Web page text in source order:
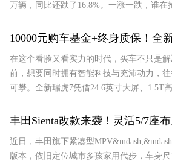
万辆，同比还跌了16.8%。一涨一跌，谁
10000元购车基金+终身质保！全
在这个看脸又看实力的时代，买车不只是
前，想要同时拥有智能科技与充沛动力，
可攀。全新瑞虎7凭借24.6英寸大屏、1.5T
丰田Sienta改款来袭！灵活5/7座
近日，丰田旗下紧凑型
版本，依旧定位城市多孩家用代步，车身